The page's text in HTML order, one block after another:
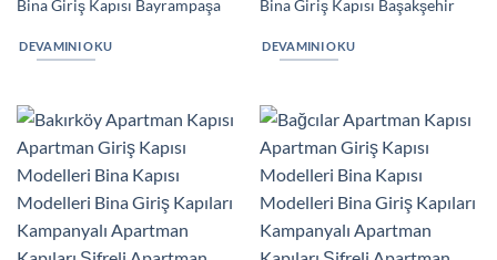
Bina Giriş Kapısı Bayrampaşa
DEVAMINI OKU
Bina Giriş Kapısı Başakşehir
DEVAMINI OKU